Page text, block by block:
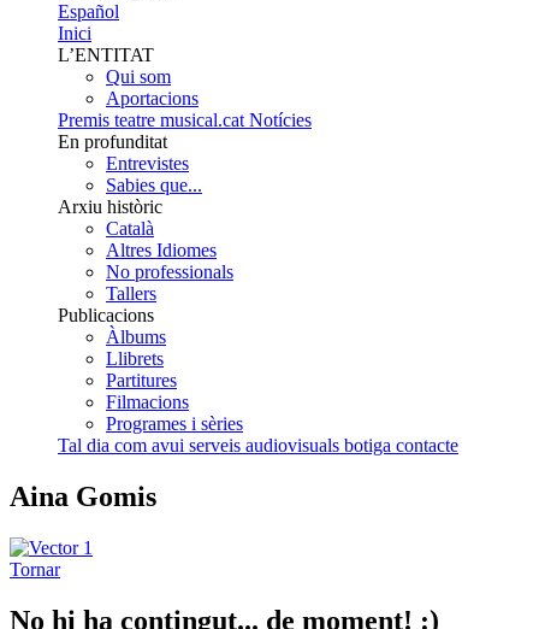
Español
Inici
L’ENTITAT
Qui som
Aportacions
Premis teatre musical.cat Notícies
En profunditat
Entrevistes
Sabies que...
Arxiu històric
Català
Altres Idiomes
No professionals
Tallers
Publicacions
Àlbums
Llibrets
Partitures
Filmacions
Programes i sèries
Tal dia com avui serveis audiovisuals botiga contacte
Aina Gomis
Tornar
No hi ha contingut... de moment! :)